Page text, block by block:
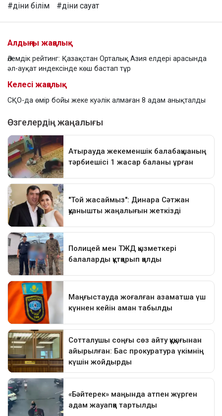
#діни білім
#діни сауат
Алдыңғы жаңалық
Әлемдік рейтинг: Қазақстан Орталық Азия елдері арасында
әл-ауқат индексінде көш бастап тұр
Келесі жаңалық
СҚО-да өмір бойы жеке куәлік алмаған 8 адам анықталды